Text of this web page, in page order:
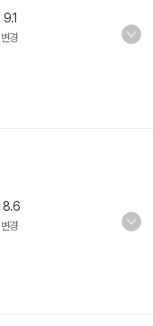
9.1
변경
8.6
변경